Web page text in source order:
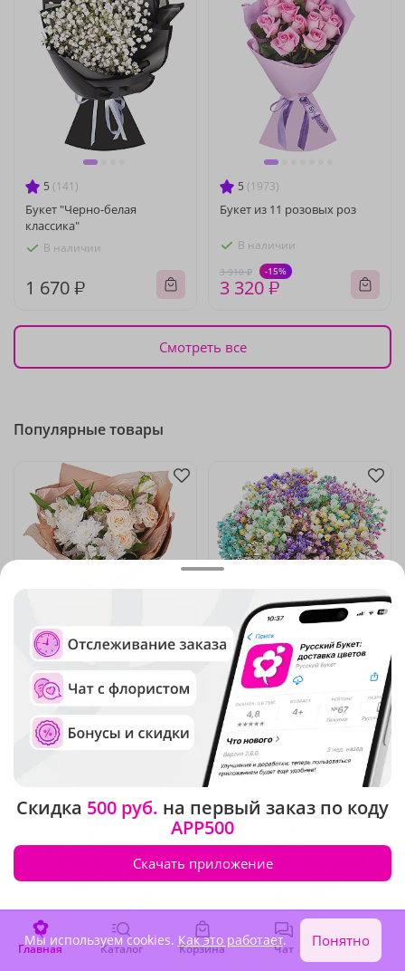
5 (141)
Букет "Черно-белая
классика"
В наличии
1 670 ₽
5 (1973)
Букет из 11 розовых роз
В наличии
3 910 ₽ -15%
3 320 ₽
Смотреть все
Популярные товары
5(339)
Букет "Мгновения счастья"
В наличии
4.9(453)
Композиция "Звездочка"
В наличии
3 320 ₽
Главная Каталог Корзина Чат Войти
Скидка 500 руб. на первый заказ по коду
APP500
Скачать приложение
Мы используем cookies. Как это работает. Понятно